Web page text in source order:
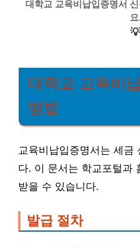
대학교 교육비납입증명서
요.
💡
대학교 교육비
방법
교육비납입증명서는 세금
다. 이 문서는 학교포털과
받을 수 있습니다.
발급 절차